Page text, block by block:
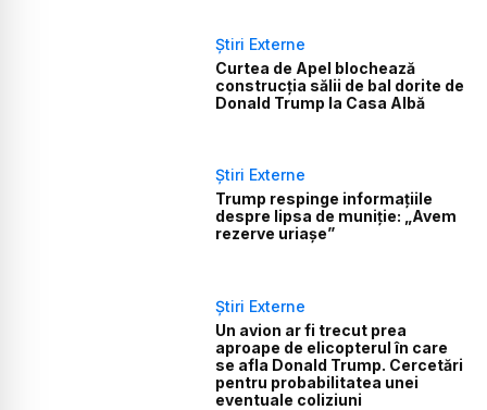
Știri Externe
Curtea de Apel blochează
construcția sălii de bal dorite de
Donald Trump la Casa Albă
Știri Externe
Trump respinge informațiile
despre lipsa de muniție: „Avem
rezerve uriașe”
Știri Externe
Un avion ar fi trecut prea
aproape de elicopterul în care
se afla Donald Trump. Cercetări
pentru probabilitatea unei
eventuale coliziuni